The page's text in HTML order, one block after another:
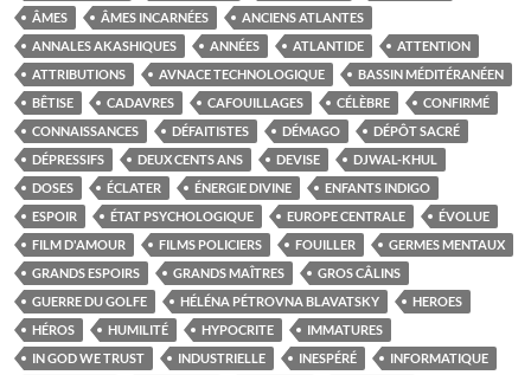
ÂMES
ÂMES INCARNÉES
ANCIENS ATLANTES
ANNALES AKASHIQUES
ANNÉES ATLANTIDE
ATTENTION
ATTRIBUTIONS
AVNACE TECHNOLOGIQUE
BASSIN MÉDITÉRANÉEN
BÊTISE
CADAVRES CAFOUILLAGES CÉLÈBRE
CONFIRMÉ
CONNAISSANCES
DÉFAITISTES DÉMAGO
DÉPÔT SACRÉ
DÉPRESSIFS
DEUX CENTS ANS DEVISE
DJWAL-KHUL
DOSES
ÉCLATER ÉNERGIE DIVINE
ENFANTS INDIGO
ESPOIR
ÉTAT PSYCHOLOGIQUE EUROPE CENTRALE
ÉVOLUE
FILM D'AMOUR
FILMS POLICIERS FOUILLER
GERMES MENTAUX
GRANDS ESPOIRS
GRANDS MAÎTRES
GROS CÂLINS
GUERRE DU GOLFE
HÉLÉNA PÉTROVNA BLAVATSKY
HEROES
HÉROS
HUMILITÉ HYPOCRITE
IMMATURES
IN GOD WE TRUST
INDUSTRIELLE INESPÉRÉ
INFORMATIQUE